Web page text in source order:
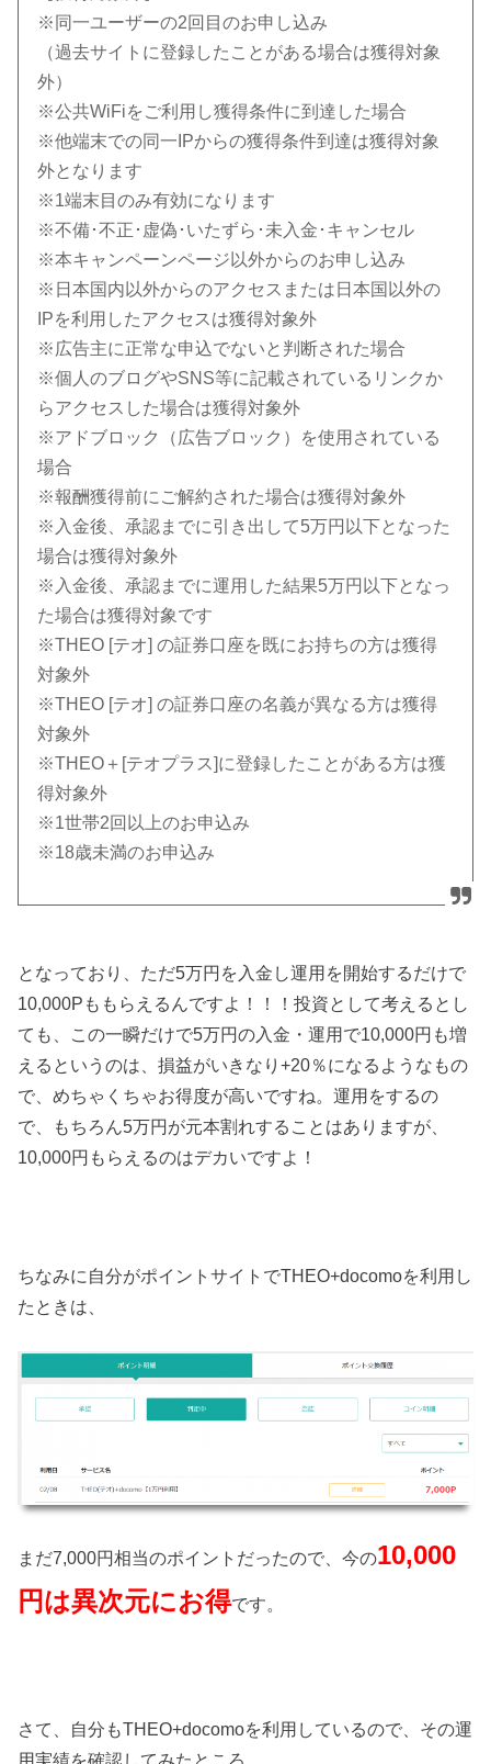
※同一ユーザーの2回目のお申し込み
（過去サイトに登録したことがある場合は獲得対象
外）
※公共WiFiをご利用し獲得条件に到達した場合
※他端末での同一IPからの獲得条件到達は獲得対象
外となります
※1端末目のみ有効になります
※不備･不正･虚偽･いたずら･未入金･キャンセル
※本キャンペーンページ以外からのお申し込み
※日本国内以外からのアクセスまたは日本国以外の
IPを利用したアクセスは獲得対象外
※広告主に正常な申込でないと判断された場合
※個人のブログやSNS等に記載されているリンクか
らアクセスした場合は獲得対象外
※アドブロック（広告ブロック）を使用されている
場合
※報酬獲得前にご解約された場合は獲得対象外
※入金後、承認までに引き出して5万円以下となった
場合は獲得対象外
※入金後、承認までに運用した結果5万円以下となっ
た場合は獲得対象です
※THEO [テオ] の証券口座を既にお持ちの方は獲得
対象外
※THEO [テオ] の証券口座の名義が異なる方は獲得
対象外
※THEO＋[テオプラス]に登録したことがある方は獲
得対象外
※1世帯2回以上のお申込み
※18歳未満のお申込み
となっており、ただ5万円を入金し運用を開始するだけで
10,000Pももらえるんですよ！！！投資として考えるとし
ても、この一瞬だけで5万円の入金・運用で10,000円も増
えるというのは、損益がいきなり+20％になるようなもの
で、めちゃくちゃお得度が高いですね。運用をするの
で、もちろん5万円が元本割れすることはありますが、
10,000円もらえるのはデカいですよ！
ちなみに自分がポイントサイトでTHEO+docomoを利用し
たときは、
まだ7,000円相当のポイントだったので、今の10,000
円は異次元にお得です。
さて、自分もTHEO+docomoを利用しているので、その運
用実績を確認してみたところ、